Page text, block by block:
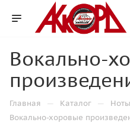
Вокально-
Главная — Каталог —
Вокально-хоровые